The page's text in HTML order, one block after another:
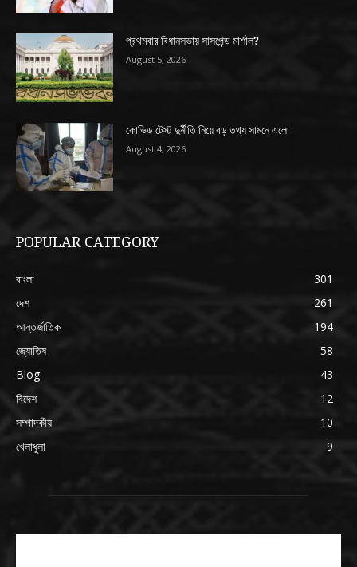
প্রথমবার বিধানসভায় সাসপেন্ড মার্শাল?
August 5, 2026
কোভিড টেস্ট দুর্নীতি নিয়ে বড় তথ্য সামনে এলো
August 4, 2026
POPULAR CATEGORY
বাংলা
301
দেশ
261
আন্তর্জাতিক
194
জ্যোতিষ
58
Blog
43
বিদেশ
12
সম্পাদকীয়
10
খেলাধুলা
9